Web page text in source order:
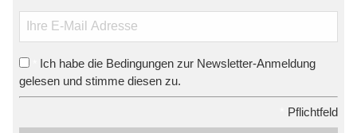
Ich habe die Bedingungen zur Newsletter-Anmeldung
gelesen und stimme diesen zu.
Pflichtfeld